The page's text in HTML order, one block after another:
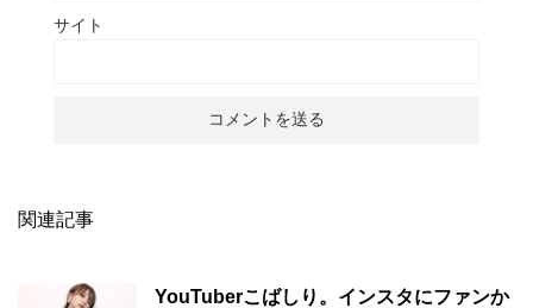
サイト
関連記事
YouTuberこばしり。インスタにファンか